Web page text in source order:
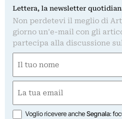
Lettera, la newsletter
Non perdetevi il meglio di
giorno un'e-mail con gli
partecipa alla discussione
(Obbligatorio)
Nome
(Obbligatorio)
Opzioni
Voglio ricevere ancheSegnala: